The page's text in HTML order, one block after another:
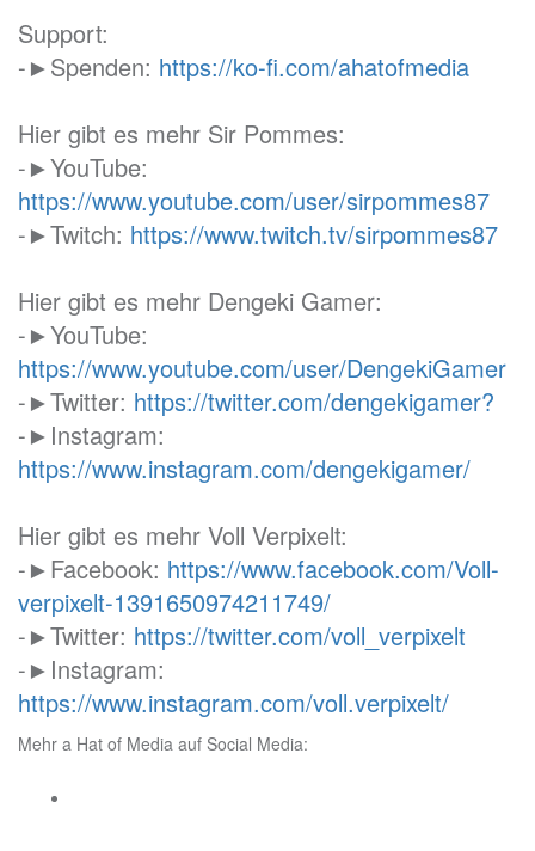
Support:
-►Spenden: https://ko-fi.com/ahatofmedia
Hier gibt es mehr Sir Pommes:
-►YouTube:
https://www.youtube.com/user/sirpommes87
-►Twitch: https://www.twitch.tv/sirpommes87
Hier gibt es mehr Dengeki Gamer:
-►YouTube:
https://www.youtube.com/user/DengekiGamer
-►Twitter: https://twitter.com/dengekigamer?
-►Instagram:
https://www.instagram.com/dengekigamer/
Hier gibt es mehr Voll Verpixelt:
-►Facebook: https://www.facebook.com/Voll-
verpixelt-1391650974211749/
-►Twitter: https://twitter.com/voll_verpixelt
-►Instagram:
https://www.instagram.com/voll.verpixelt/
Mehr a Hat of Media auf Social Media: